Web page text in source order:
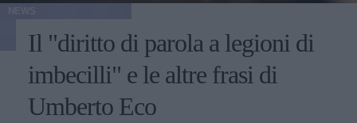
Il "diritto di parola a legioni di
imbecilli" e le altre frasi di
Umberto Eco